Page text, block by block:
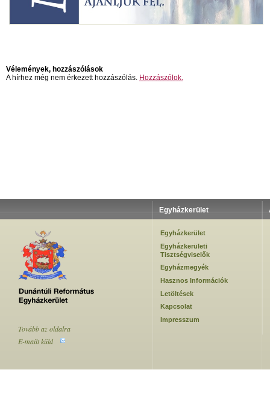
Vélemények, hozzászólások
A hírhez még nem érkezett hozzászólás. Hozzászólok.
Egyházkerület
Egyházkerület
Egyházkerületi
Tisztségviselők
Egyházmegyék
Hasznos Információk
Letöltések
Kapcsolat
Impresszum
Tovább az oldalra
E-mailt küld